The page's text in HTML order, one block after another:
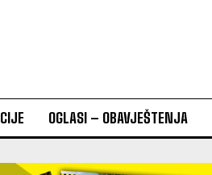
OGLASI – OBAVJEŠTENJA